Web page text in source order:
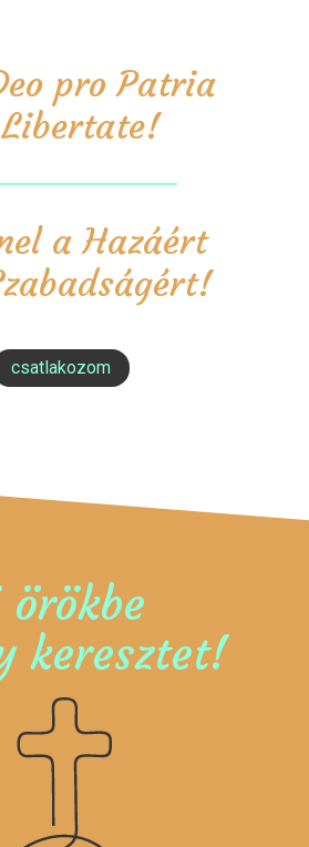
pro Patria
a Hazáért
csatlakozom
örökbe
keresztet!